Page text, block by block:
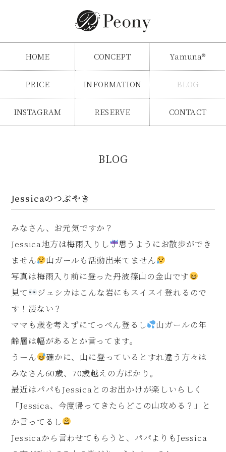
HOME CONCEPT Yamuna®
PRICE INFORMATION BLOG
INSTAGRAM RESERVE CONTACT
BLOG
Jessicaのつぶやき
みなさん、お元気ですか？
Jessica地方は梅雨入りし
思うようにお散歩ができ
ません
山ガールも活動出来てません
写真は梅雨入り前に登った丹波篠山の金山です
見て
ジェシカはこんな岩にもスイスイ登れるので
す！凄ない？
ママも歳を考えずにてっぺん登るし
山ガールの年
齢層は幅があるとか言ってます。
うーん
確かに、山に登っているとすれ違う方々は
みなさん60歳、70歳越えの方ばかり。
最近はパパもJessicaとのお出かけが楽しいらしく
「Jessica、今度帰ってきたらどこの山攻める？」と
か言ってるし
Jessicaから言わせてもらうと、パパよりもJessica